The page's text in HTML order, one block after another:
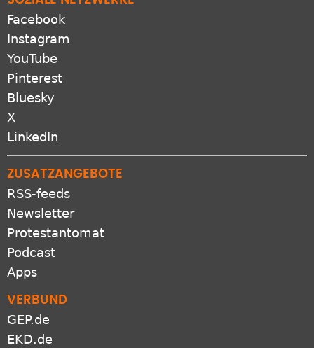
SOZIALE NETZWERKE
Facebook
Instagram
YouTube
Pinterest
Bluesky
X
ZUSATZANGEBOTE
RSS-feeds
Newsletter
Protestantomat
Podcast
VERBUND
GEP.de